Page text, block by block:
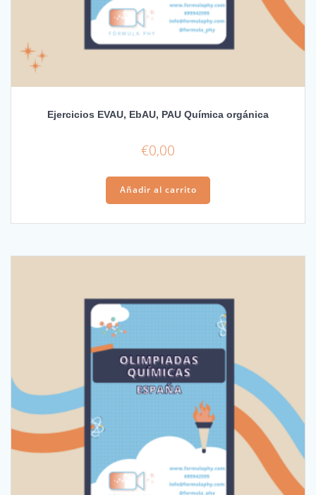
Ejercicios EVAU, EbAU, PAU Química orgánica
€0,00
Añadir al carrito